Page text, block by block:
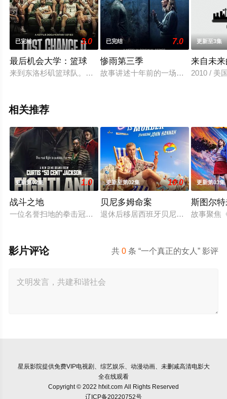
关信息可移步至豆瓣电视剧、电视猫或剧情网等平台了
解。
已完结 3.0
最后机会大学：篮球
来到东洛杉矶篮球队。在一名意志坚定的教练的带领下，这些小
已完结 7.0
惨雨第三季
故事讲述十年前的一场残酷的细菌侵
更新至3集
来自未
2010 / 美
相关推荐
更新第02集 1.0
战斗之地
一位名誉扫地的拳击冠军从监狱获释，返回伦敦，对背叛他的犯
更新至第02集 10.0
贝尼多姆命案
退休后移居西班牙贝尼多姆经营酒吧
更新第03集
斯图尔
故事聚焦
共0 条 “一个真正的女人” 影评
影片评论
星辰影院提供免费VIP电视剧、综艺娱乐、动漫动画、未删减高清电影大
全在线观看
Copyright © 2022 hfxit.com All Rights Reserved
辽ICP备20220752号